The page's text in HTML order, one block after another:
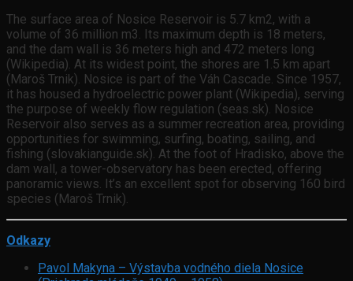
The surface area of Nosice Reservoir is 5.7 km2, with a
volume of 36 million m3. Its maximum depth is 18 meters,
and the dam wall is 36 meters high and 472 meters long
(Wikipedia). At its widest point, the shores are 1.5 km apart
(Maroš Trnik). Nosice is part of the Váh Cascade. Since 1957,
it has housed a hydroelectric power plant (Wikipedia), serving
the purpose of weekly flow regulation (seas.sk). Nosice
Reservoir also serves as a summer recreation area, providing
opportunities for swimming, surfing, boating, sailing, and
fishing (slovakianguide.sk). At the foot of Hradisko, above the
dam wall, a tower-observatory has been erected, offering
panoramic views. It’s an excellent spot for observing 160 bird
species (Maroš Trnik).
Odkazy
Pavol Makyna – Výstavba vodného diela Nosice